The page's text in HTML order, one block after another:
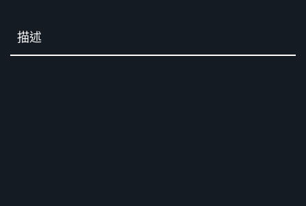
描述